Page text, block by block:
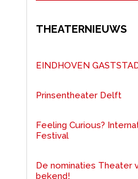
THEATERNIEUWS
EINDHOVEN
Prinsentheater Delft
Feeling Curious?
Festival
De nominaties Theater
bekend!